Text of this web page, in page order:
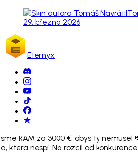
29. března 2026
Eternyx
RAM za 3000 €, abys ty nemusel
která nespí. Na rozdíl od